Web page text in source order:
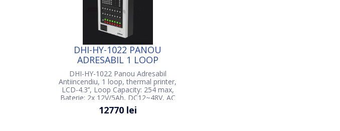
DHI-HY-1022 PANOU
ADRESABIL 1 LOOP
DHI-HY-1022 Panou Adresabil
Antiincendiu, 1 loop, thermal printer,
LCD-4.3’’, Loop Capacity: 254 max,
Baterie: 2x 12V/5Ah, DC12~48V, AC
90-240V/50Hz, 60Hz, IP30 EN54-2,
EN54-4
12770 lei